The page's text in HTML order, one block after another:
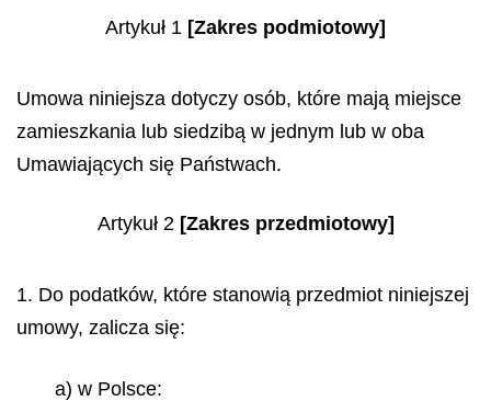
Artykuł 1 [Zakres podmiotowy]
Umowa niniejsza dotyczy osób, które mają miejsce
zamieszkania lub siedzibą w jednym lub w oba
Umawiających się Państwach.
Artykuł 2 [Zakres przedmiotowy]
1. Do podatków, które stanowią przedmiot niniejszej
umowy, zalicza się:
a) w Polsce: